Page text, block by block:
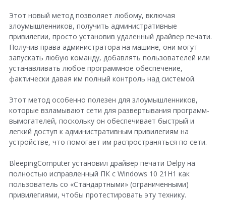
Этот новый метод позволяет любому, включая
злоумышленников, получить административные
привилегии, просто установив удаленный драйвер печати.
Получив права администратора на машине, они могут
запускать любую команду, добавлять пользователей или
устанавливать любое программное обеспечение,
фактически давая им полный контроль над системой.
Этот метод особенно полезен для злоумышленников,
которые взламывают сети для развертывания программ-
вымогателей, поскольку он обеспечивает быстрый и
легкий доступ к административным привилегиям на
устройстве, что помогает им распространяться по сети.
BleepingComputer установил драйвер печати Delpy на
полностью исправленный ПК с Windows 10 21H1 как
пользователь со «Стандартными» (ограниченными)
привилегиями, чтобы протестировать эту технику.